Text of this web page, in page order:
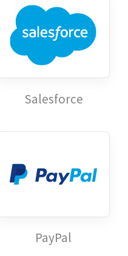
Salesforce
PayPal